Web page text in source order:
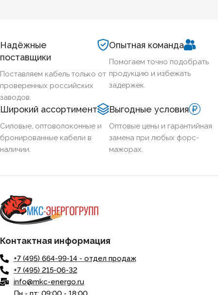
Надёжные
поставщики
Поставляем кабель только от
проверенных российских
заводов.
Опытная команда
Помогаем точно подобрать
продукцию и избежать
задержек.
Широкий ассортимент
Силовые, оптоволоконные и
бронированные кабели в
наличии.
Выгодные условия
Оптовые цены и гарантийная
замена при любых форс-
мажорах.
Контактная информация
+7 (495) 664-99-14 - отдел продаж
+7 (495) 215-06-32
info@mkc-energo.ru